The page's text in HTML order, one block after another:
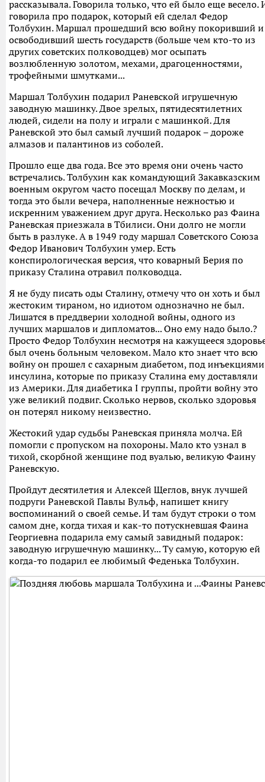
рассказывала. Говорила только, что ей было еще весело.
говорила про подарок, который ей сделал Федор
Толбухин. Маршал прошедший всю войну покоривший и
освободивший шесть государств (больше чем кто-то из
других советских полководцев) мог осыпать
возлюбленную золотом, мехами, драгоценностями,
трофейными шмутками...
Маршал Толбухин подарил Раневской игрушечную
заводную машинку. Двое зрелых, пятидесятилетних
людей, сидели на полу и играли с машинкой. Для
Раневской это был самый лучший подарок – дороже
алмазов и палантинов из соболей.
Прошло еще два года. Все это время они очень часто
встречались. Толбухин как командующий Закавказским
военным округом часто посещал Москву по делам, и
тогда это были вечера, наполненные нежностью и
искренним уважением друг друга. Несколько раз Фаина
Раневская приезжала в Тбилиси. Они долго не могли
быть в разлуке. А в 1949 году маршал Советского Союза
Федор Иванович Толбухин умер. Есть
конспирологическая версия, что коварный Берия по
приказу Сталина отравил полководца.
Я не буду писать оды Сталину, отмечу что он хоть и был
жестоким тираном, но идиотом однозначно не был.
Лишатся в преддверии холодной войны, одного из
лучших маршалов и дипломатов... Оно ему надо было.?
Просто Федор Толбухин несмотря на кажущееся
был очень больным человеком. Мало кто знает что всю
войну он прошел с сахарным диабетом, под инъекциями
инсулина, которые по приказу Сталина ему доставляли
из Америки. Для диабетика I группы, пройти войну это
уже великий подвиг. Сколько нервов, сколько здоровья
он потерял никому неизвестно.
Жестокий удар судьбы Раневская приняла молча. Ей
помогли с пропуском на похороны. Мало кто узнал в
тихой, скорбной женщине под вуалью, великую Фаину
Раневскую.
Пройдут десятилетия и Алексей Щеглов, внук лучшей
подруги Раневской Павлы Вульф, напишет книгу
воспоминаний о своей семье. И там будут строки о том
самом дне, когда тихая и как-то потускневшая Фаина
Георгиевна подарила ему самый завидный подарок:
заводную игрушечную машинку... Ту самую, которую ей
когда-то подарил ее любимый Феденька Толбухин.